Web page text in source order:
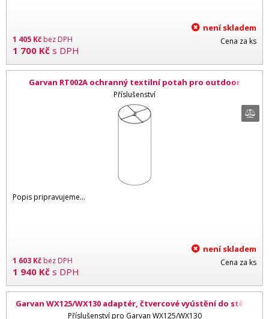
1 405 Kčbez DPH
1 700 Kč s DPH
není skladem
Cena za ks
Garvan RT002A ochranný textilní potah pro outdoor
reproduktor SN116
Příslušenství
Popis pripravujeme...
1 603 Kčbez DPH
1 940 Kč s DPH
není skladem
Cena za ks
Garvan WX125/WX130 adaptér, čtvercové vyústění do stěny
Příslušenství pro Garvan WX125/WX130